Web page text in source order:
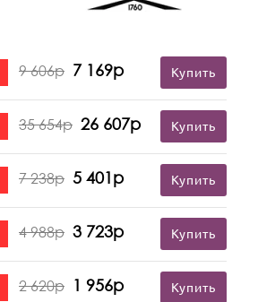
9 606р 7 169р Купить
35 654р 26 607р Купить
7 238р 5 401р Купить
4 988р 3 723р Купить
2 620р 1 956р Купить